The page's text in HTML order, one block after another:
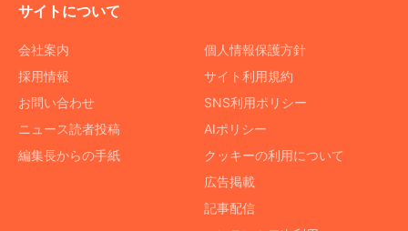
サイトについて
会社案内
採用情報
お問い合わせ
ニュース読者投稿
編集長からの手紙
個人情報保護方針
サイト利用規約
SNS利用ポリシー
AIポリシー
クッキーの利用について
広告掲載
記事配信